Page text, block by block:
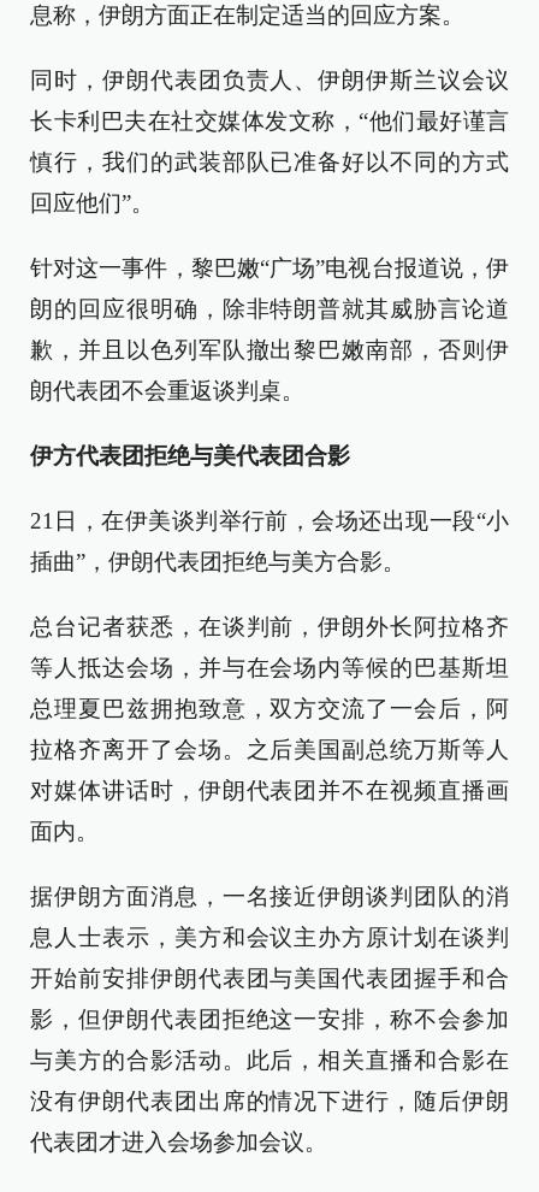
息称，伊朗方面正在制定适当的回应方案。
同时，伊朗代表团负责人、伊朗伊斯兰议会议
长卡利巴夫在社交媒体发文称，“他们最好谨言
慎行，我们的武装部队已准备好以不同的方式
回应他们”。
针对这一事件，黎巴嫩“广场”电视台报道说，伊
朗的回应很明确，除非特朗普就其威胁言论道
歉，并且以色列军队撤出黎巴嫩南部，否则伊
朗代表团不会重返谈判桌。
伊方代表团拒绝与美代表团合影
21日，在伊美谈判举行前，会场还出现一段“小
插曲”，伊朗代表团拒绝与美方合影。
总台记者获悉，在谈判前，伊朗外长阿拉格齐
等人抵达会场，并与在会场内等候的巴基斯坦
总理夏巴兹拥抱致意，双方交流了一会后，阿
拉格齐离开了会场。之后美国副总统万斯等人
对媒体讲话时，伊朗代表团并不在视频直播画
面内。
据伊朗方面消息，一名接近伊朗谈判团队的消
息人士表示，美方和会议主办方原计划在谈判
开始前安排伊朗代表团与美国代表团握手和合
影，但伊朗代表团拒绝这一安排，称不会参加
与美方的合影活动。此后，相关直播和合影在
没有伊朗代表团出席的情况下进行，随后伊朗
代表团才进入会场参加会议。